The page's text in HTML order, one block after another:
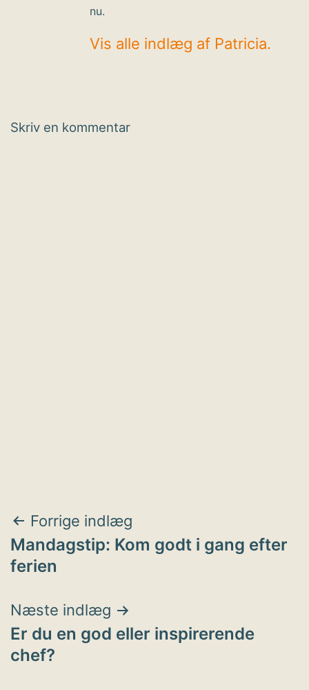
nu.
Vis alle indlæg af Patricia.
Skriv en kommentar
Indlægsnavigation
Forrige indlæg
Mandagstip: Kom godt i gang efter
ferien
Næste indlæg
Er du en god eller inspirerende
chef?